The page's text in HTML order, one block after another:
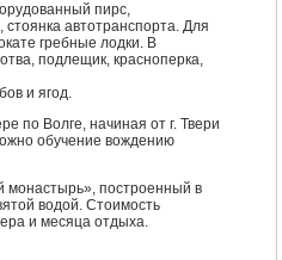
пирс,
автотранспорта. Для
гребные лодки. В
подлещик, красноперка,
и ягод.
по Волге, начиная от г. Твери
обучение вождению
монастырь», построенный в
водой. Стоимость
и месяца отдыха.